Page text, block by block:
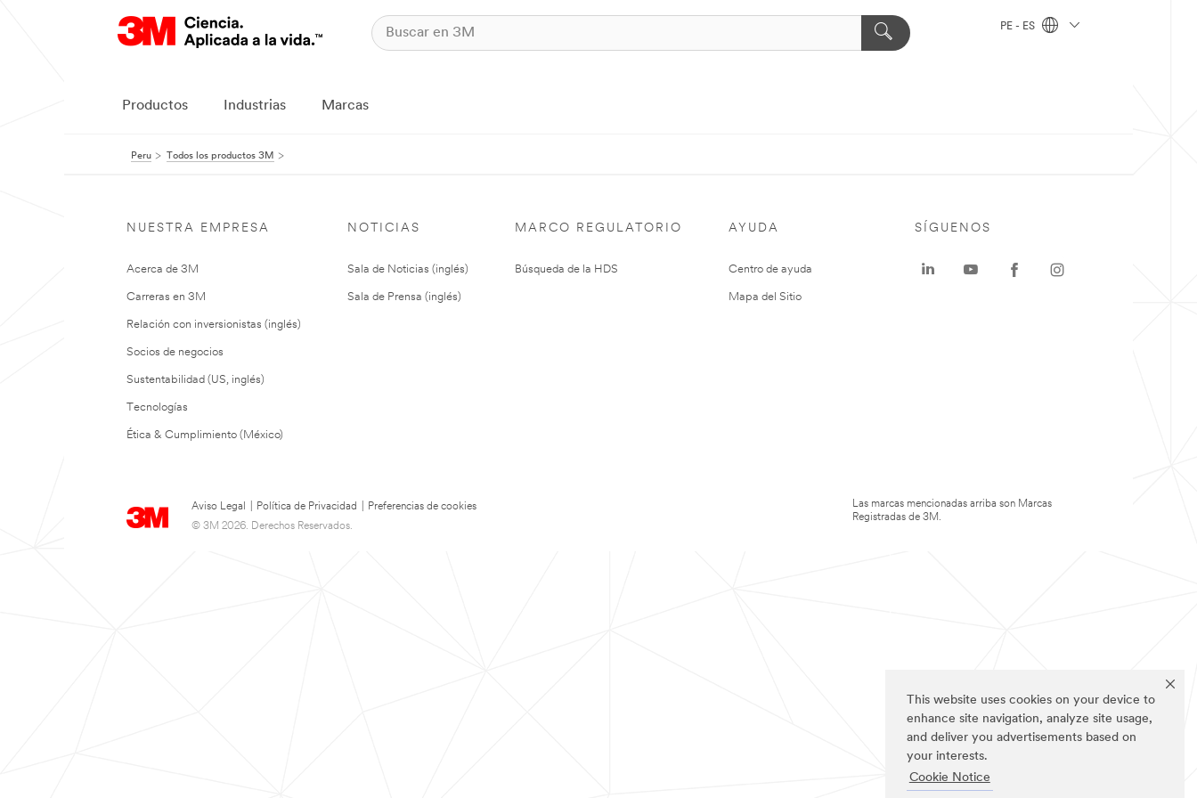
This website uses cookies on your device to
enhance site navigation, analyze site usage,
and deliver you advertisements based on
your interests.
Cookie Notice
PE - ES
Productos Industrias Marcas
Peru Todos los productos 3M
NUESTRA EMPRESA
Acerca de 3M
Carreras en 3M
Relación con inversionistas (inglés)
Socios de negocios
Sustentabilidad (US, inglés)
Tecnologías
Ética & Cumplimiento (México)
NOTICIAS
Sala de Noticias (inglés)
Sala de Prensa (inglés)
MARCO REGULATORIO
Búsqueda de la HDS
AYUDA
Centro de ayuda
Mapa del Sitio
Aviso Legal Política de Privacidad
Preferencias de cookies
© 3M 2026. Derechos Reservados.
SÍGUENOS
Las marcas mencionadas arriba son Marcas
Registradas de 3M.